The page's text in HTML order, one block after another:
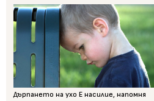
Дърпането на ухо Е насилие, напомня